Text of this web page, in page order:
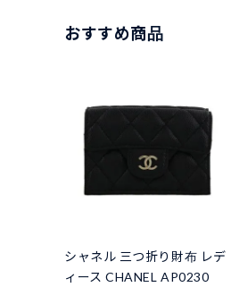
おすすめ商品
シャネル 三つ折り財布 レデ
ィース CHANEL AP0230